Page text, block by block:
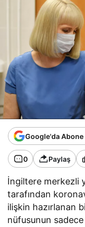
Google'da Abone
0 Paylaş
İngiltere merkezli
tarafından
ilişkin hazırlanan
nüfusunun